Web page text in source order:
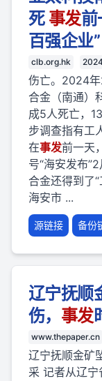
死 事发前
百强企业”
clb.org.hk
伤亡。2024
合金（南通）
成5人死亡，
步调查指有工
在事发前一天
号“海安发布
合金还得到了
海安市 ...
源链接 备份
辽宁抚顺
伤， 事发
www.thepaper.cn
辽宁抚顺金矿
采 记者从辽